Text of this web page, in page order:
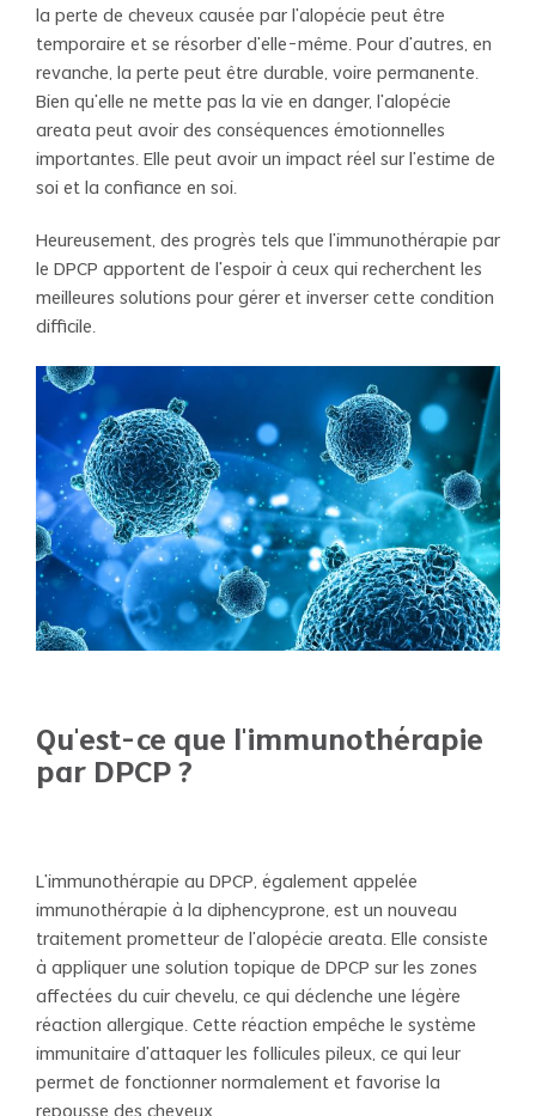
la perte de cheveux causée par l'alopécie peut être
temporaire et se résorber d'elle-même. Pour d'autres, en
revanche, la perte peut être durable, voire permanente.
Bien qu'elle ne mette pas la vie en danger, l'alopécie
areata peut avoir des conséquences émotionnelles
importantes. Elle peut avoir un impact réel sur l'estime de
soi et la confiance en soi.
Heureusement, des progrès tels que l'immunothérapie par
le DPCP apportent de l'espoir à ceux qui recherchent les
meilleures solutions pour gérer et inverser cette condition
difficile.
Qu'est-ce que l'immunothérapie
par DPCP ?
L'immunothérapie au DPCP, également appelée
immunothérapie à la diphencyprone, est un nouveau
traitement prometteur de l'alopécie areata. Elle consiste
à appliquer une solution topique de DPCP sur les zones
affectées du cuir chevelu, ce qui déclenche une légère
réaction allergique. Cette réaction empêche le système
immunitaire d'attaquer les follicules pileux, ce qui leur
permet de fonctionner normalement et favorise la